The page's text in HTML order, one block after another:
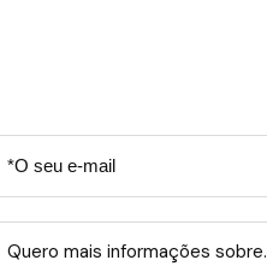
Quero mais informações sobre.